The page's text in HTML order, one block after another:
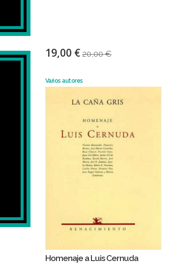
19,00 € 20,00 €
Varios autores
Homenaje a Luis Cernuda